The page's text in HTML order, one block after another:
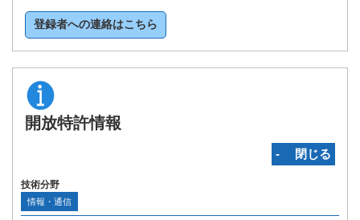
登録者への連絡はこちら
開放特許情報
‐ 閉じる
技術分野
情報・通信